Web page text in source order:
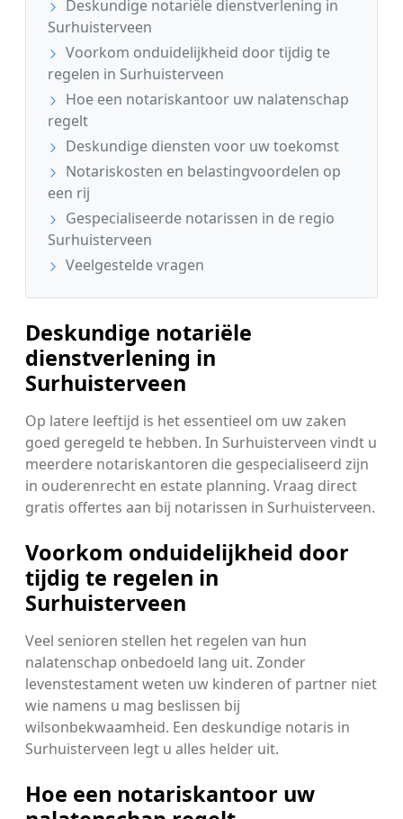
Deskundige notariële dienstverlening in
Surhuisterveen
Voorkom onduidelijkheid door tijdig te
regelen in Surhuisterveen
Hoe een notariskantoor uw nalatenschap
regelt
Deskundige diensten voor uw toekomst
Notariskosten en belastingvoordelen op
een rij
Gespecialiseerde notarissen in de regio
Surhuisterveen
Veelgestelde vragen
Deskundige notariële
dienstverlening in
Surhuisterveen
Op latere leeftijd is het essentieel om uw zaken
goed geregeld te hebben. In Surhuisterveen vindt u
meerdere notariskantoren die gespecialiseerd zijn
in ouderenrecht en estate planning. Vraag direct
gratis offertes aan bij notarissen in Surhuisterveen.
Voorkom onduidelijkheid door
tijdig te regelen in
Surhuisterveen
Veel senioren stellen het regelen van hun
nalatenschap onbedoeld lang uit. Zonder
levenstestament weten uw kinderen of partner niet
wie namens u mag beslissen bij
wilsonbekwaamheid. Een deskundige notaris in
Surhuisterveen legt u alles helder uit.
Hoe een notariskantoor uw